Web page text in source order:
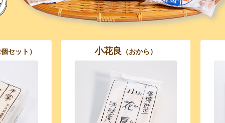
セット） 小花良 （おから）